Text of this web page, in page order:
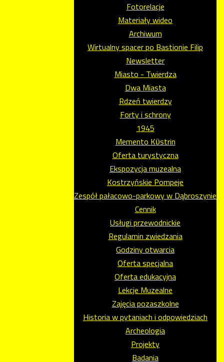
Fotorelacje
Materiały wideo
Archiwum
Wirtualny spacer po Bastionie Filip
Newsletter
Miasto - Twierdza
Dwa Miasta
Rdzeń twierdzy
Forty i schrony
1945
Memento Kϋstrin
Oferta turystyczna
Ekspozycja muzealna
Kostrzyńskie Pompeje
Zespół pałacowo-parkowy w Dąbroszynie
Cennik
Usługi przewodnickie
Regulamin zwiedzania
Godziny otwarcia
Oferta specjalna
Oferta edukacyjna
Lekcje Muzealne
Zajęcia pozaszkolne
Historia w pytaniach i odpowiedziach
Archeologia
Projekty
Badania